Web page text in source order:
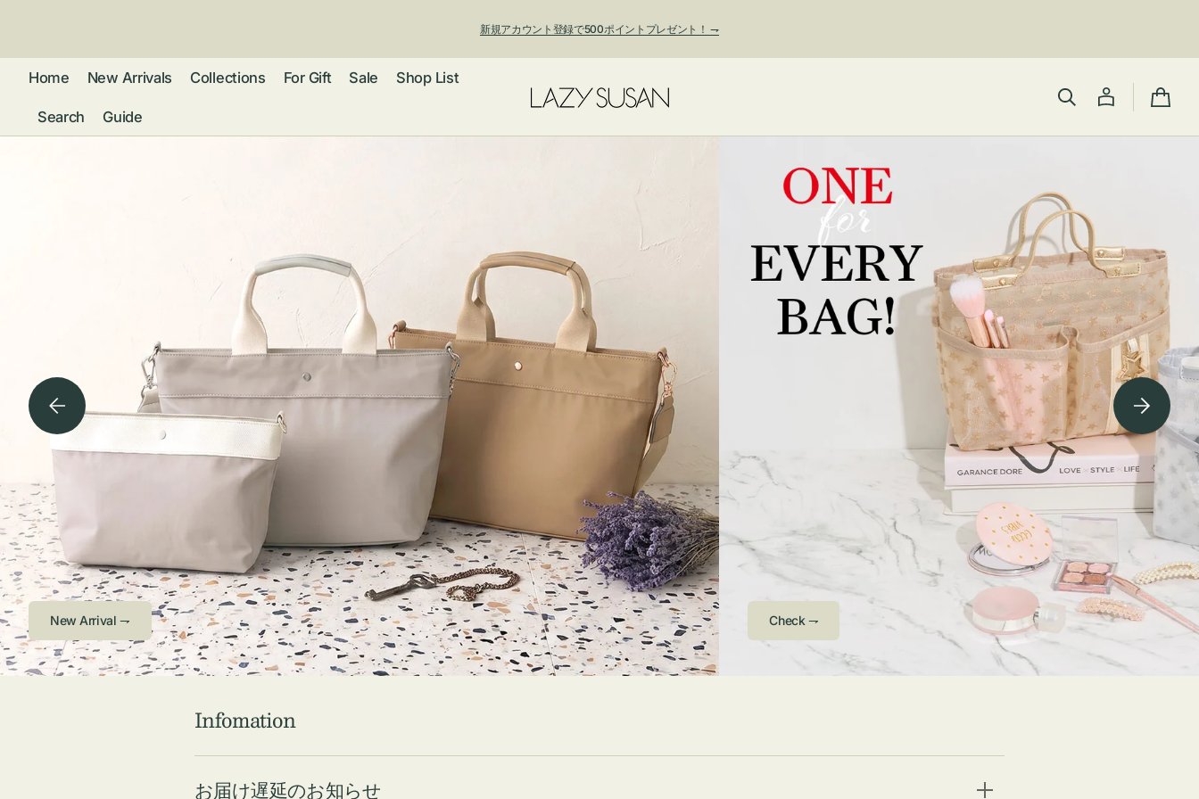
新規アカウント登録で500ポイントプレゼント！ ⇁
Home New Arrivals Collections
ブレスレット・
バングル
ブローチ
ショルダーバッ
スマートフォン
ポシェット
ハンドバッグ
ボストンバッグ
エコバッグ・サ
ブバッグ
ファッション
バッグチャー
ム・キーホルダ
ー
ウエア
扇子・ファン
ストール・ハッ
ト・グローブ
メガネ・サング
ラス・ルーペ
傘
ハンカチ・ソッ
クス
ウォレット・革
ポーチ ・ メガ
ネケース・マル
チケース他
コスメ
ジュエリーボッ
クス ・ケース
インテリア
For Gift Sale Shop List
Search Guide
カ
Check ⇁ Arriving Soon⇁
Infomation
お届け遅延のお知らせ